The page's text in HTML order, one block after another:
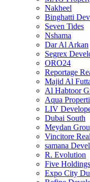
Nakheel
Binghatti
Seven Tides
Nshama
Dar Al Arkan
Segrex
ORO24
Reportage
Majid Al
Al Habtoor
Aqua
LIV
Dubai South
Meydan
Vincitore
samana
R. Evolution
Five Holdings
Expo City